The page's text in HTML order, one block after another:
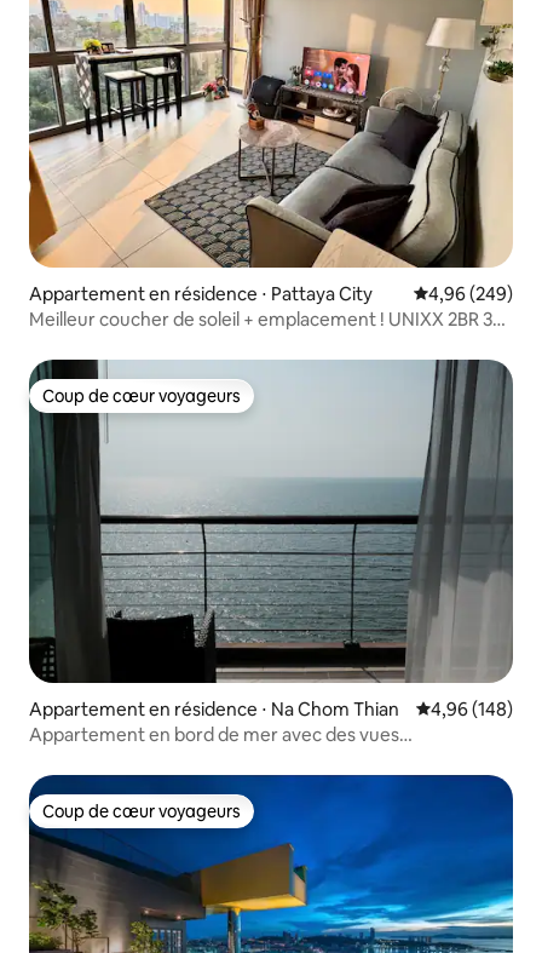
Appartement en résidence ⋅ Pattaya City Évaluation
4,96 (249)
Meilleur coucher de soleil + emplacement ! UNIXX 2BR 30F
Coup de cœur voyageurs
Coup de cœur voyageurs
Appartement en résidence ⋅ Na Chom Thian Évaluation
4,96 (148)
Appartement en bord de mer avec des vues
Coup de cœur voyageurs
Coup de cœur voyageurs